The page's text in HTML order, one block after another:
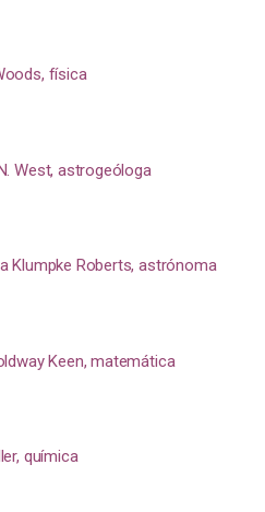
física
West, astrogeóloga
Klumpke Roberts, astrónoma
Keen, matemática
química